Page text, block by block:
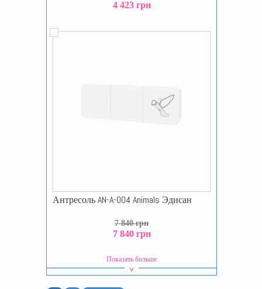
4 423 грн
Антресоль AN-A-004 Animals Эдисан
7 840 грн
7 840 грн
Показать больше